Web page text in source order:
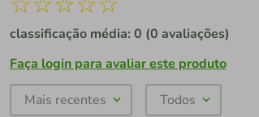
classificação média: 0 (0 avaliações)
Faça login para avaliar este produto
Mais recentes Todos